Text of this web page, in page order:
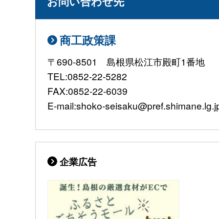
商工政策課
〒690-8501 島根県松江市殿町1番地
TEL:0852-22-5282
FAX:0852-22-6039
E-mail:shoko-
企業広告